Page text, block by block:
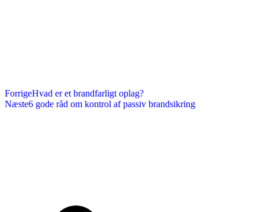
ForrigeHvad er et brandfarligt oplag?
Næste6 gode råd om kontrol af passiv brandsikring